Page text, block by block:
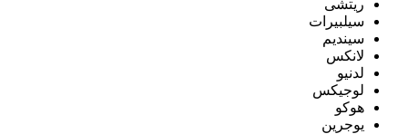
ريتشى
سيلبيرات
سينديم
لانكس
لدنيو
لوجيكس
هوكو
يوجرين